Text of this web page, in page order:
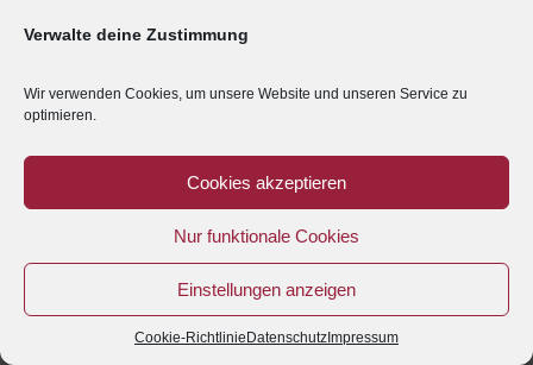
Verwalte deine Zustimmung
Wir verwenden Cookies, um unsere Website und unseren Service zu
optimieren.
Cookies akzeptieren
Nur funktionale Cookies
Einstellungen anzeigen
Cookie-Richtlinie Datenschutz Impressum